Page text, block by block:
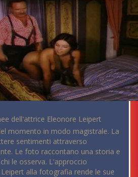
dell'attrice Eleonore Leipert
momento in modo magistrale. La
sentimenti attraverso
Le foto raccontano una storia e
le osserva. L'approccio
alla fotografia rende le sue